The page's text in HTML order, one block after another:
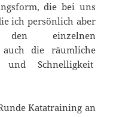
die bei uns
ich persönlich aber
einzelnen
die räumliche
und Schnelligkeit
Katatraining an